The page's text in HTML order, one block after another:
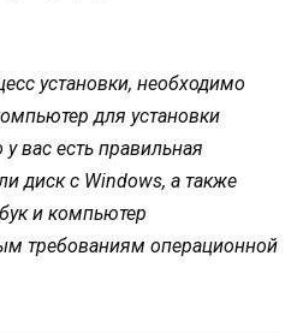
установки, необходимо
для установки
вас есть правильная
диск с Windows, а также
и компьютер
требованиям операционной